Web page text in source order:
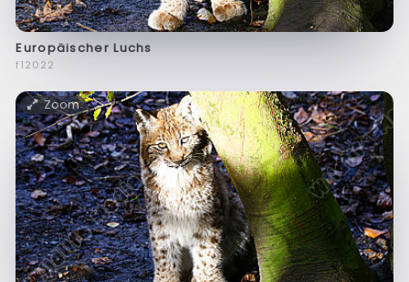
Europäischer Luchs
f12022
Zoom